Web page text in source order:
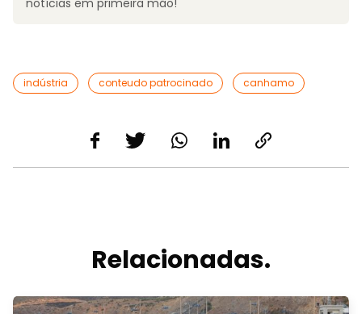
notícias em primeira mão!
indústria conteudo patrocinado canhamo
Relacionadas.